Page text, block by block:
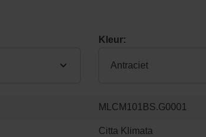
Kleur:
Antraciet
MLCM101BS.G0001
Citta Klimata